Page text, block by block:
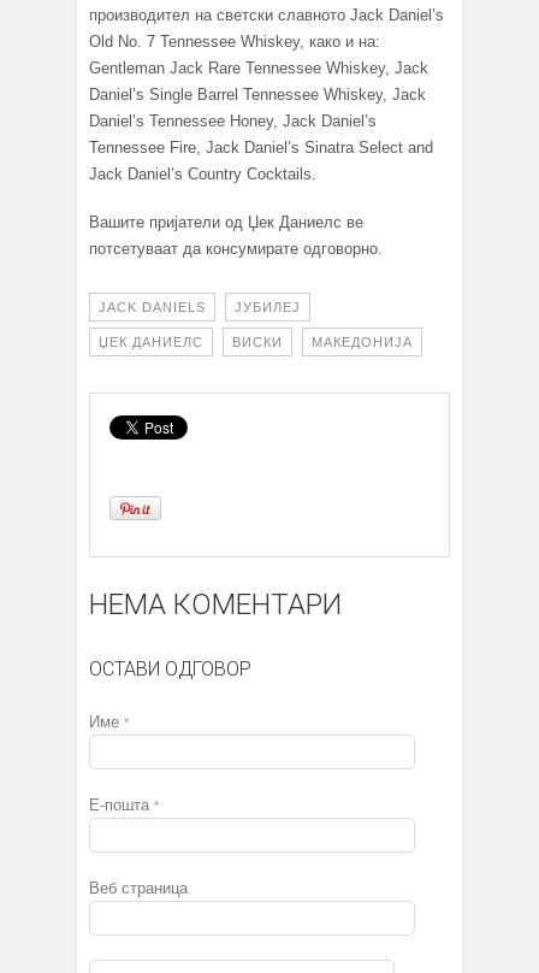
производител на светски славното Jack Daniel’s
Old No. 7 Tennessee Whiskey, како и на:
Gentleman Jack Rare Tennessee Whiskey, Jack
Daniel’s Single Barrel Tennessee Whiskey, Jack
Daniel’s Tennessee Honey, Jack Daniel’s
Tennessee Fire, Jack Daniel’s Sinatra Select and
Jack Daniel’s Country Cocktails.
Вашите пријатели од Џек Даниелс ве
потсетуваат да консумирате одговорно.
JACK DANIELS ЈУБИЛЕЈ
ЏЕК ДАНИЕЛС ВИСКИ МАКЕДОНИЈА
НЕМА КОМЕНТАРИ
ОСТАВИ ОДГОВОР
Име *
Е-пошта *
Веб страница